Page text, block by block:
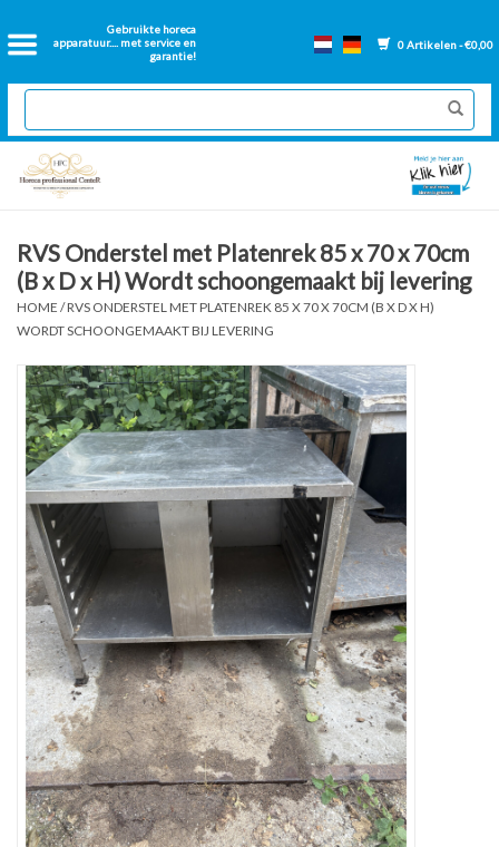
Gebruikte horeca
apparatuur.... met service en
garantie!
0 Artikelen - €0,00
Home
2dehands Horeca
Nieuwe apparatuur
GN Bakken
Ventilatie kanalen
Over ons
RVS Onderstel met Platenrek 85 x 70 x 70cm
(B x D x H) Wordt schoongemaakt bij levering
HOME /RVS ONDERSTEL MET PLATENREK 85 X 70 X 70CM (B X D X H)
WORDT SCHOONGEMAAKT BIJ LEVERING